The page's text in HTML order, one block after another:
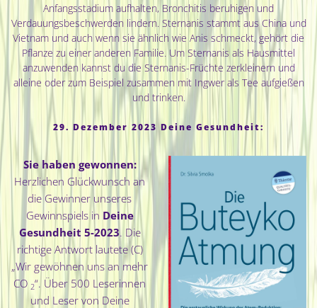
Anfangsstadium aufhalten, Bronchitis beruhigen und
Verdauungsbeschwerden lindern. Sternanis stammt aus China und
Vietnam und auch wenn sie ähnlich wie Anis schmeckt, gehört die
Pflanze zu einer anderen Familie. Um Sternanis als Hausmittel
anzuwenden kannst du die Sternanis-Früchte zerkleinern und
alleine oder zum Beispiel zusammen mit Ingwer als Tee aufgießen
und trinken.
29. Dezember 2023 Deine Gesundheit:
Sie haben gewonnen:
Herzlichen Glückwunsch an
die Gewinner unseres
Gewinnspiels in Deine
Gesundheit 5-2023. Die
richtige Antwort lautete (C)
„Wir gewöhnen uns an mehr
CO 2“. Über 500 Leserinnen
und Leser von Deine